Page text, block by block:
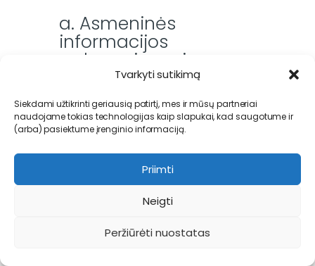
Tvarkyti sutikimą
Siekdami užtikrinti geriausią patirtį, mes ir mūsų partneriai
naudojame tokias technologijas kaip slapukai, kad saugotume ir
(arba) pasiektume įrenginio informaciją.
Priimti
Neigti
Peržiūrėti nuostatas
a. Asmeninės
informacijos
redagavimas ir
atnaujinimas
Jei matysite, kad jūsų
asmeninę informaciją reikia
ją galėsite pakeisti tiesiog
skaitmeniniai įrankiai turi
pakeisti informaciją, kurią